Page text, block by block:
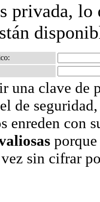
privada,
una clave de
de
enreden con
sin cifrar